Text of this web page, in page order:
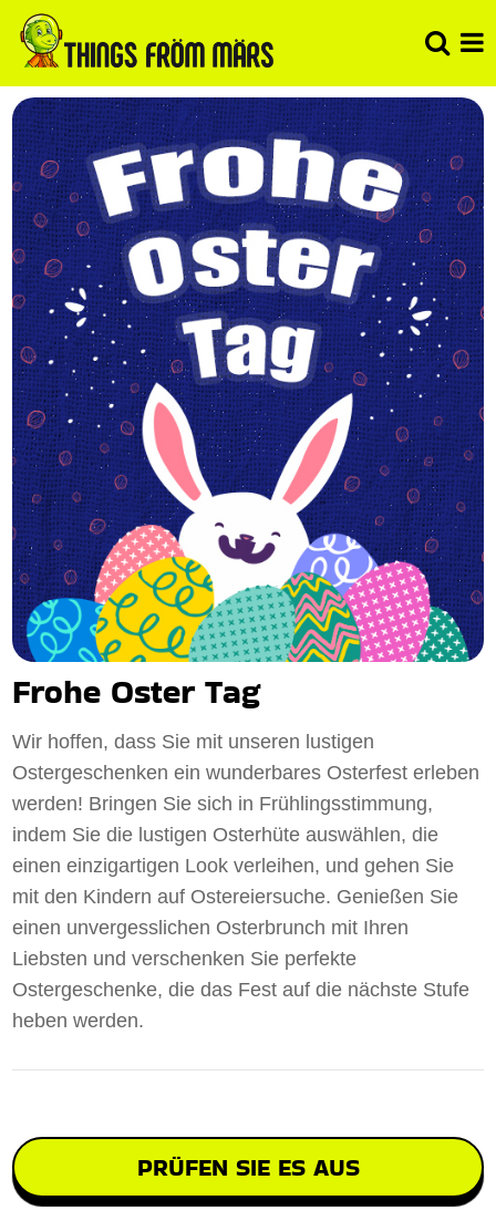
Frohe Oster Tag
Wir hoffen, dass Sie mit unseren lustigen
Ostergeschenken ein wunderbares Osterfest erleben
werden! Bringen Sie sich in Frühlingsstimmung,
indem Sie die lustigen Osterhüte auswählen, die
einen einzigartigen Look verleihen, und gehen Sie
mit den Kindern auf Ostereiersuche. Genießen Sie
einen unvergesslichen Osterbrunch mit Ihren
Liebsten und verschenken Sie perfekte
Ostergeschenke, die das Fest auf die nächste Stufe
heben werden.
PRÜFEN SIE ES AUS